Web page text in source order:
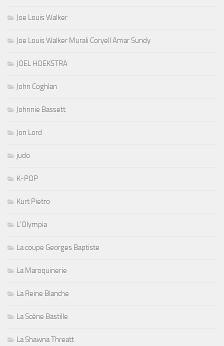
Joe Louis Walker
Joe Louis Walker Murali Coryell Amar Sundy
JOEL HOEKSTRA
John Coghlan
Johnnie Bassett
Jon Lord
judo
K-POP
Kurt Pietro
L'Olympia
La coupe Georges Baptiste
La Maroquinerie
La Reine Blanche
La Scène Bastille
La Shawna Threatt